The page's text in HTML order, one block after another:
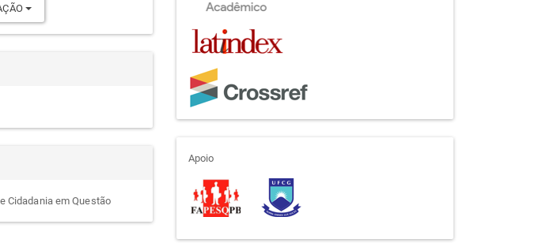
Cidadania em Questão
apoio
Apoio